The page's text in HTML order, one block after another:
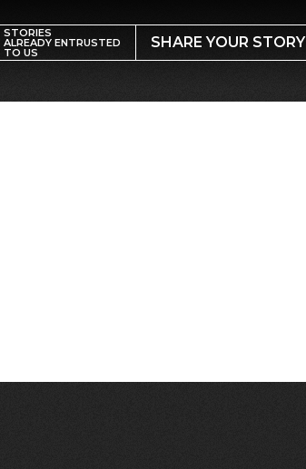
STORIES
ALREADY ENTRUSTED
TO US
SHARE YOUR STORY